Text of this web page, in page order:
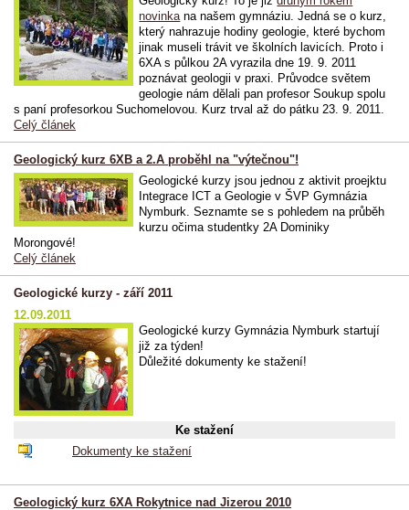
novinka na našem gymnáziu. Jedná se o kurz,
který nahrazuje hodiny geologie, které bychom
jinak museli trávit ve školních lavicích. Proto i
6XA s půlkou 2A vyrazila dne 19. 9. 2011
poznávat geologii v praxi. Průvodce světem
geologie nám dělali pan profesor Soukup spolu
s paní profesorkou Suchomelovou. Kurz trval až do pátku 23. 9. 2011.
Celý článek
Geologický kurz 6XB a 2.A proběhl na "výtečnou"!
Geologické kurzy jsou jednou z aktivit proejktu
Integrace ICT a Geologie v ŠVP Gymnázia
Nymburk. Seznamte se s pohledem na průběh
kurzu očima studentky 2A Dominiky
Morongové!
Celý článek
Geologické kurzy - září 2011
12.09.2011
Geologické kurzy Gymnázia Nymburk startují
již za týden!
Důležité dokumenty ke stažení!
Ke stažení
Dokumenty ke stažení
Geologický kurz 6XA Rokytnice nad Jizerou 2010